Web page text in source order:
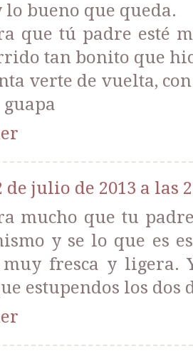
lo bueno que queda.
que tú padre esté
tan bonito que
verte de vuelta,
guapa
de julio de 2013 a las
mucho que tu
y se lo que es
muy fresca y ligera.
estupendos los dos